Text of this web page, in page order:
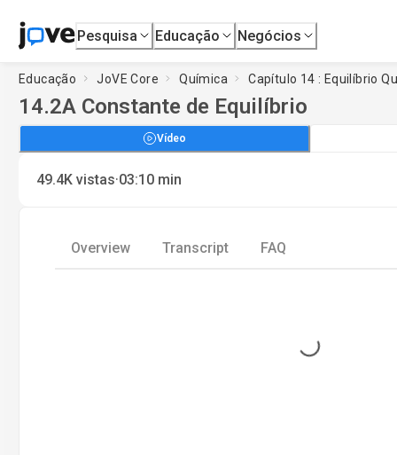
Pesquisa Educação Negócios
Educação JoVE Core Química Capítulo 14 : Equilíbrio
14.2A Constante de Equilíbrio
Vídeo
49.4K vistas·03:10 min
Overview Transcript FAQ
Loading...